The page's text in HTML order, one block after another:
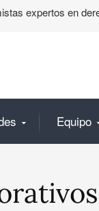
expertos en
Equipo